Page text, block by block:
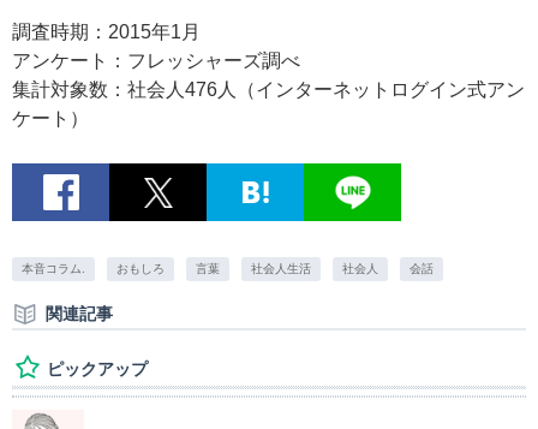
調査時期：2015年1月
アンケート：フレッシャーズ調べ
集計対象数：社会人476人（インターネットログイン式アン
ケート）
本音コラム. おもしろ 言葉 社会人生活 社会人 会話
関連記事
ピックアップ